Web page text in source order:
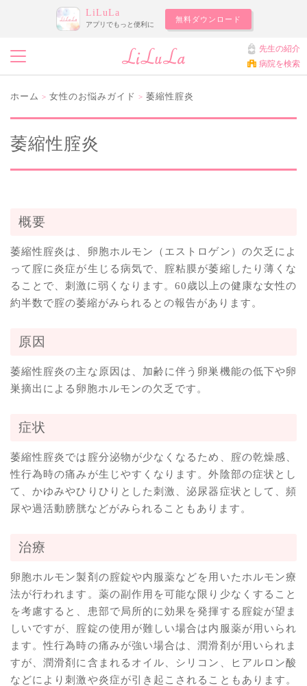
LiLuLa
アプリでもっと便利に
無料ダウンロード
先生の紹介
病院を検索
ホーム > 女性のお悩みガイド > 萎縮性腟炎
萎縮性腟炎
概要
萎縮性腟炎は、卵胞ホルモン（エストロゲン）の欠乏によ
って腟に炎症が生じる病気で、腟粘膜が萎縮したり薄くな
ることで、刺激に弱くなります。60歳以上の健康な女性の
約半数で腟の萎縮がみられるとの報告があります。
原因
萎縮性腟炎の主な原因は、加齢に伴う卵巣機能の低下や卵
巣摘出による卵胞ホルモンの欠乏です。
症状
萎縮性腟炎では腟分泌物が少なくなるため、腟の乾燥感、
性行為時の痛みが生じやすくなります。外陰部の症状とし
て、かゆみやひりひりとした刺激、泌尿器症状として、頻
尿や過活動膀胱などがみられることもあります。
治療
卵胞ホルモン製剤の腟錠や内服薬などを用いたホルモン療
法が行われます。薬の副作用を可能な限り少なくすること
を考慮すると、患部で局所的に効果を発揮する腟錠が望ま
しいですが、腟錠の使用が難しい場合は内服薬が用いられ
ます。性行為時の痛みが強い場合は、潤滑剤が用いられま
すが、潤滑剤に含まれるオイル、シリコン、ヒアルロン酸
などにより刺激や炎症が引き起こされることもあります。